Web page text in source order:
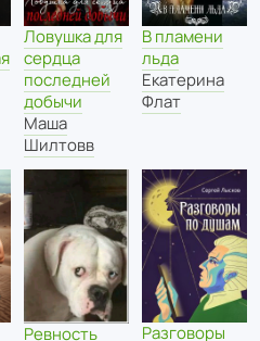
Ловушка для
сердца
последней
добычи
Маша
Шилтовв
В пламени
льда
Екатерина
Флат
Ревность
Разговоры